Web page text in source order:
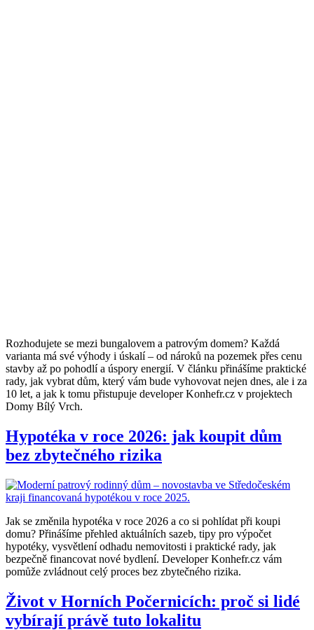
Rozhodujete se mezi bungalovem a patrovým domem? Každá
varianta má své výhody i úskalí – od nároků na pozemek přes cenu
stavby až po pohodlí a úspory energií. V článku přinášíme praktické
rady, jak vybrat dům, který vám bude vyhovovat nejen dnes, ale i za
10 let, a jak k tomu přistupuje developer Konhefr.cz v projektech
Domy Bílý Vrch.
Hypotéka v roce 2026: jak koupit dům
bez zbytečného rizika
Jak se změnila hypotéka v roce 2026 a co si pohlídat při koupi
domu? Přinášíme přehled aktuálních sazeb, tipy pro výpočet
hypotéky, vysvětlení odhadu nemovitosti i praktické rady, jak
bezpečně financovat nové bydlení. Developer Konhefr.cz vám
pomůže zvládnout celý proces bez zbytečného rizika.
Život v Horních Počernicích: proč si lidé
vybírají právě tuto lokalitu